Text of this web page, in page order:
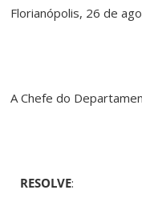
Florianópolis, 26
A Chefe do
RESOLVE: